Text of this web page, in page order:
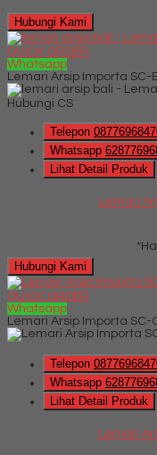
Hubungi Kami
QUICK ORDER
Whatsapp
Lemari Arsip Importa SC-
Hubungi CS
Telepon
Whatsapp
Lihat Detail Produk
Lemari
Hubungi Kami
QUICK ORDER
Whatsapp
Lemari Arsip Importa SC-
Telepon
Whatsapp
Lihat Detail Produk
Lemari